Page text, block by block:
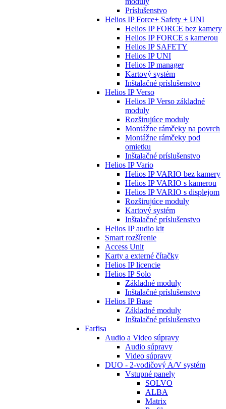
Príslušenstvo
Helios IP Force+ Safety + UNI
Helios IP FORCE bez kamery
Helios IP FORCE s kamerou
Helios IP SAFETY
Helios IP UNI
Helios IP manager
Kartový systém
Inštalačné príslušenstvo
Helios IP Verso
Helios IP Verso základné
moduly
Rozširujúce moduly
Montážne rámčeky na povrch
Montážne rámčeky pod
omietku
Inštalačné príslušenstvo
Helios IP Vario
Helios IP VARIO bez kamery
Helios IP VARIO s kamerou
Helios IP VARIO s displejom
Rozširujúce moduly
Kartový systém
Inštalačné príslušenstvo
Helios IP audio kit
Smart rozšírenie
Access Unit
Karty a externé čítačky
Helios IP licencie
Helios IP Solo
Základné moduly
Inštalačné príslušenstvo
Helios IP Base
Základné moduly
Inštalačné príslušenstvo
Farfisa
Audio a Video súpravy
Audio súpravy
Video súpravy
DUO - 2-vodičový A/V systém
Vstupné panely
SOLVO
ALBA
Matrix